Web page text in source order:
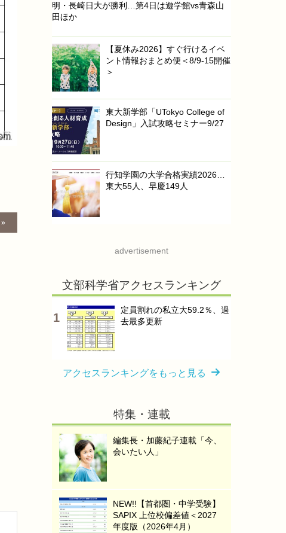
明・長崎日大が勝利…第4日は遊学館vs青森山
田ほか
【夏休み2026】すぐ行けるイベ
ント情報おまとめ便＜8/9-15開催
＞
東大新学部「UTokyo College of
Design」入試攻略セミナー9/27
行知学園の大学合格実績2026…
東大55人、早慶149人
advertisement
文部科学省アクセスランキング
定員割れの私立大59.2％、過
去最多更新
アクセスランキングをもっと見る
特集・連載
編集長・加藤紀子連載「今、
会いたい人」
NEW!!【首都圏・中学受験】
SAPIX 上位校偏差値＜2027
年度版（2026年4月）